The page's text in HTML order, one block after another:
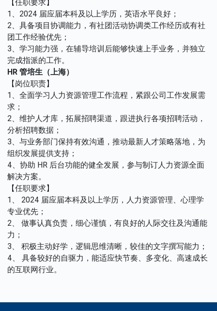
【任职要求】
1、2024 届应届本科及以上学历，英语水平良好；
2、具备项目协调能力，有社团活动协调类工作经历或有社
团工作经验优先；
3、学习能力强，在辅导培训后能够快速上手业务，并独立
完成指派的工作。
HR 管培生（上海）
【岗位职责】
1、全面学习人力资源管理工作流程，紧跟公司工作发展需
求；
2、维护人才库，拓展招聘渠道，跟进执行各项招聘活动，
分析招聘数据；
3、与业务部门保持有效沟通，推动最新人才策略落地，为
组织发展提供支持；
4、协助 HR 后台功能的健全发展，参与制订人力资源全面
解决方案。
【任职要求】
1、 2024 届应届本科及以上学历，人力资源管理、心理学
专业优先；
2、 做事认真负责，细心谨慎，有良好的人际交往及沟通能
力；
3、 积极主动好学，逻辑思维清晰，较佳的文字撰写能力；
4、 具备较好的自驱力，能适应快节奏、多变化、高速成长
的互联网行业。